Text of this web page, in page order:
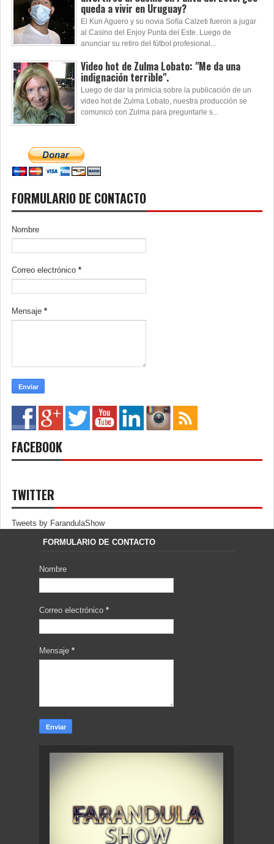
queda a vivir en Uruguay?
El Kun Aguero y su novia Sofía Calzeti fueron a jugar
al Casino del Enjoy Punta del Este. Luego de
anunciar su retiro del fútbol profesional...
Video hot de Zulma Lobato: "Me da una
indignación terrible".
Luego de dar la primicia sobre la publicación de un
video hot de Zulma Lobato, nuestra producción se
comunicó con Zulma para preguntarle s...
FORMULARIO DE CONTACTO
Nombre
Correo electrónico *
Mensaje *
FACEBOOK
TWITTER
Tweets by FarandulaShow
FORMULARIO DE CONTACTO
Nombre
Correo electrónico *
Mensaje *